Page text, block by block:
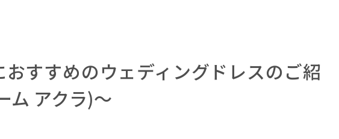
すすめのウェディングドレスのご紹
ム アクラ)～